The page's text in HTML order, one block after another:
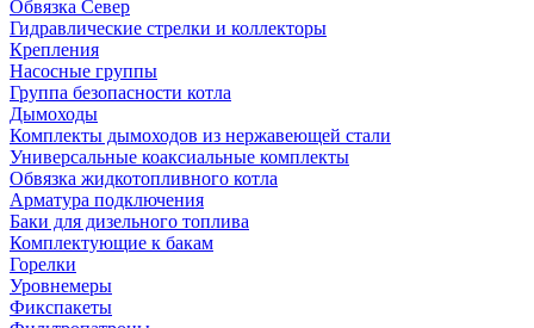
Обвязка Север
Гидравлические стрелки и коллекторы
Крепления
Насосные группы
Группа безопасности котла
Дымоходы
Комплекты дымоходов из нержавеющей стали
Универсальные коаксиальные комплекты
Обвязка жидкотопливного котла
Арматура подключения
Баки для дизельного топлива
Комплектующие к бакам
Горелки
Уровнемеры
Фикспакеты